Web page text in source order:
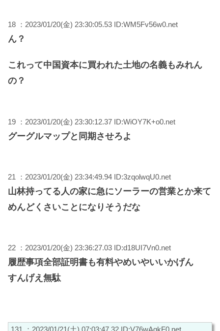
18 ：2023/01/20(金) 23:30:05.53 ID:WM5Fv56w0.net
ん？
これって中国資本に買われた土地の名義もみれん
の？
19 ：2023/01/20(金) 23:30:12.37 ID:WiOY7K+o0.net
グーグルマップと同期させろよ
21 ：2023/01/20(金) 23:34:49.94 ID:3zqolwqU0.net
山林持ってる人の家に急にソーラーの営業とか来て
めんどくさいことになりそうだな
22 ：2023/01/20(金) 23:36:27.03 ID:d18UI7Vn0.net
履歴事項全部証明書も有料やめいやいいかげん
すんげえ無駄
131 ：2023/01/21(土) 07:03:47.32 ID:V76wAgkF0.net